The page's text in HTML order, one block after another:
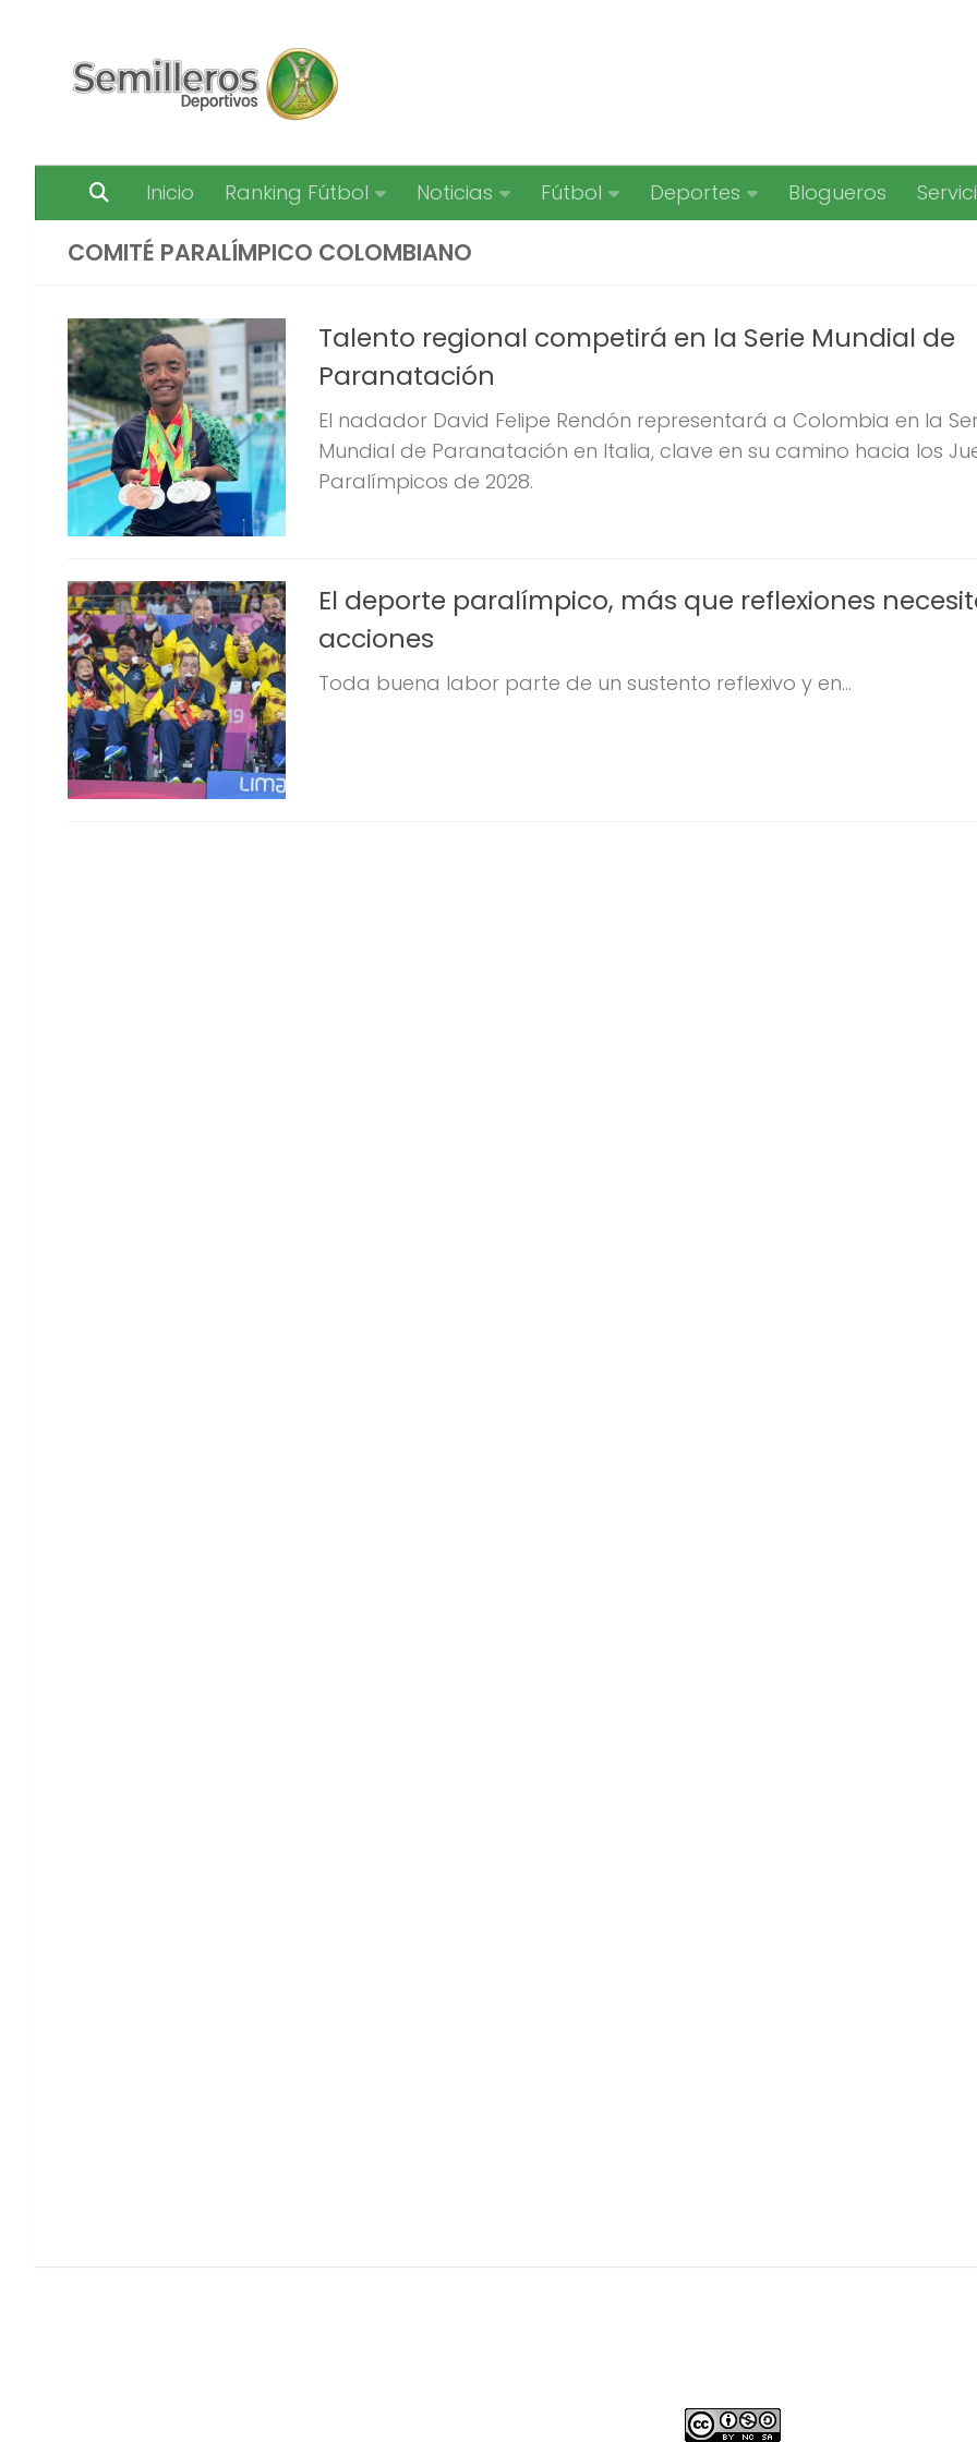
Inicio Ranking Fútbol Noticias Fútbol Deportes Blogueros
COMITÉ PARALÍMPICO COLOMBIANO
Talento regional competirá en la Serie Mundial de
Paranatación
El nadador David Felipe Rendón representará a Colombia en la
Mundial de Paranatación en Italia, clave en su camino hacia los
Paralímpicos de 2028.
El deporte paralímpico, más que reflexiones
acciones
Toda buena labor parte de un sustento reflexivo y en...